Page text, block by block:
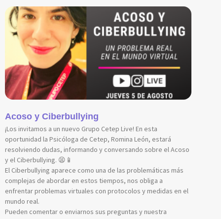
Acoso y Ciberbullying
¡Los invitamos a un nuevo Grupo Cetep Live! En esta
oportunidad la Psicóloga de Cetep, Romina León, estará
resolviendo dudas, informando y conversando sobre el Acoso
y el Ciberbullying. 😫📱
El Ciberbullying aparece como una de las problemáticas más
complejas de abordar en estos tiempos, nos obliga a
enfrentar problemas virtuales con protocolos y medidas en el
mundo real.
Pueden comentar o enviarnos sus preguntas y nuestra